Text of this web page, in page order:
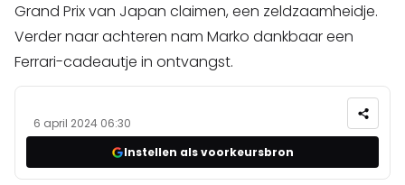
Grand Prix van Japan claimen, een zeldzaamheidje.
Verder naar achteren nam Marko dankbaar een
Ferrari-cadeautje in ontvangst.
6 april 2024 06:30
Instellen als voorkeursbron